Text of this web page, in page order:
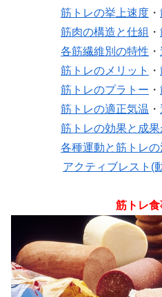
筋トレの挙上速度 ・
筋肉の構造と仕組 ・
各筋繊維別の特性 ・
筋トレのメリット
・
筋トレのプラトー ・
筋トレの適正気温 ・
筋トレの効果と成
各種運動と筋トレ
アクティブレスト(
筋トレ